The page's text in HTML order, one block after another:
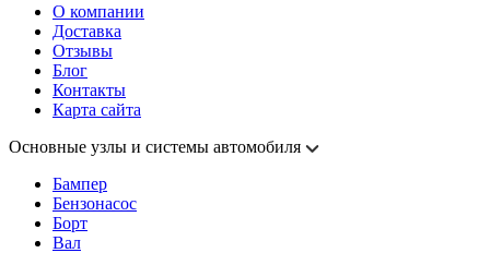
О компании
Доставка
Отзывы
Блог
Контакты
Карта сайта
Основные узлы и системы автомобиля
Бампер
Бензонасос
Борт
Вал